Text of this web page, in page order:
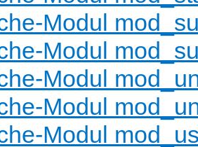
Modul
Modul
Modul
Modul
Modul